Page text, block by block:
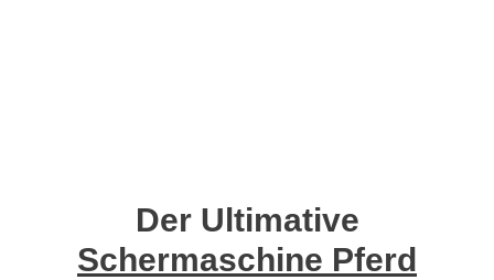
Der Ultimative
Schermaschine Pferd